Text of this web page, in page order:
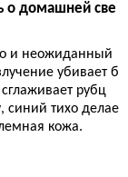
о домашней све
и неожиданный
убивает б
рубц
синий тихо делае
кожа.